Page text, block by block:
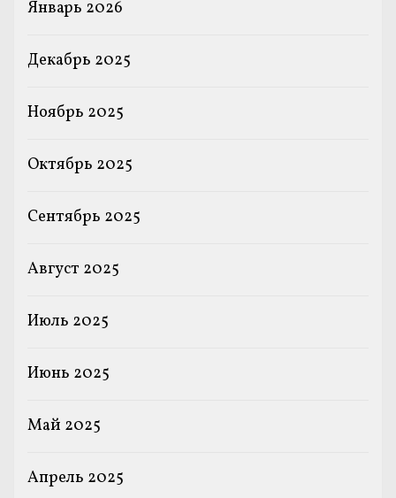
Январь 2026
Декабрь 2025
Ноябрь 2025
Октябрь 2025
Сентябрь 2025
Август 2025
Июль 2025
Июнь 2025
Май 2025
Апрель 2025